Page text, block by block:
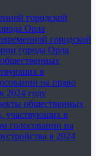
городской
Орла
городской
города Орла
в
на право
2024 году
общественных
участвующих в
голосовании на
в 2024